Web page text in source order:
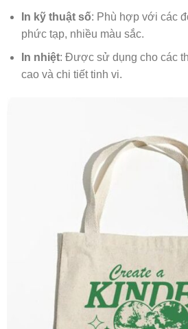
In kỹ thuật số: Phù hợp với các
phức tạp, nhiều màu sắc.
In nhiệt: Được sử dụng cho các
cao và chi tiết tinh vi.